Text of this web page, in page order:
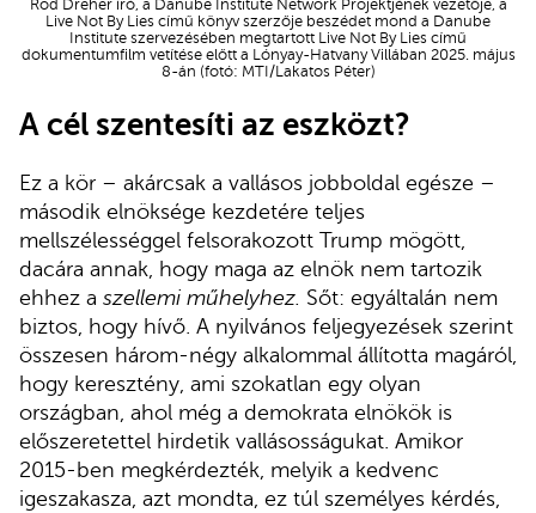
Rod Dreher író, a Danube Institute Network Projektjének vezetője, a
Live Not By Lies című könyv szerzője beszédet mond a Danube
Institute szervezésében megtartott Live Not By Lies című
dokumentumfilm vetítése előtt a Lónyay-Hatvany Villában 2025. május
8-án (fotó: MTI/Lakatos Péter)
A cél szentesíti az eszközt?
Ez a kör – akárcsak a vallásos jobboldal egésze –
második elnöksége kezdetére teljes
mellszélességgel felsorakozott Trump mögött,
dacára annak, hogy maga az elnök nem tartozik
ehhez a szellemi műhelyhez. Sőt: egyáltalán nem
biztos, hogy hívő. A nyilvános feljegyezések szerint
összesen három-négy alkalommal állította magáról,
hogy keresztény, ami szokatlan egy olyan
országban, ahol még a demokrata elnökök is
előszeretettel hirdetik vallásosságukat. Amikor
2015-ben megkérdezték, melyik a kedvenc
igeszakasza, azt mondta, ez túl személyes kérdés,